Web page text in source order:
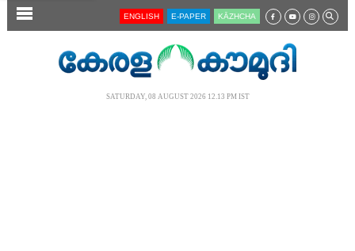
SECTIONS ENGLISH E-PAPER KĀZHCHA
SATURDAY, 08 AUGUST 2026 12.13 PM IST